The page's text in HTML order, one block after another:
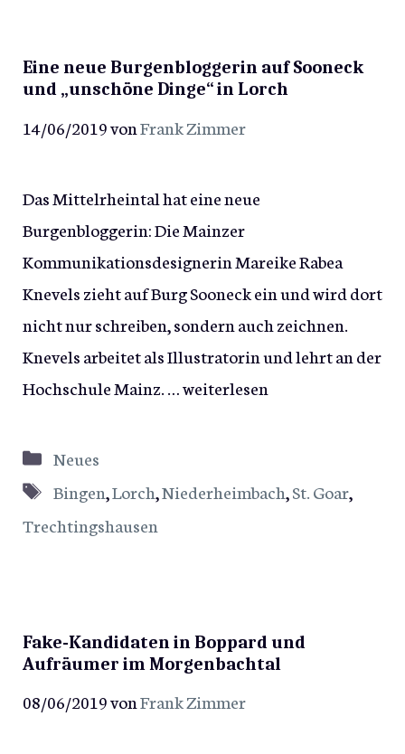
Eine neue Burgenbloggerin auf Sooneck
und „unschöne Dinge“ in Lorch
14/06/2019vonFrank Zimmer
Das Mittelrheintal hat eine neue
Burgenbloggerin: Die Mainzer
Kommunikationsdesignerin Mareike Rabea
Knevels zieht auf Burg Sooneck ein und wird dort
nicht nur schreiben, sondern auch zeichnen.
Knevels arbeitet als Illustratorin und lehrt an der
Hochschule Mainz. …weiterlesen
Kategorien
Neues
Schlagwörter
Bingen,Lorch,Niederheimbach,St. Goar,
Trechtingshausen
Fake-Kandidaten in Boppard und
Aufräumer im Morgenbachtal
08/06/2019vonFrank Zimmer